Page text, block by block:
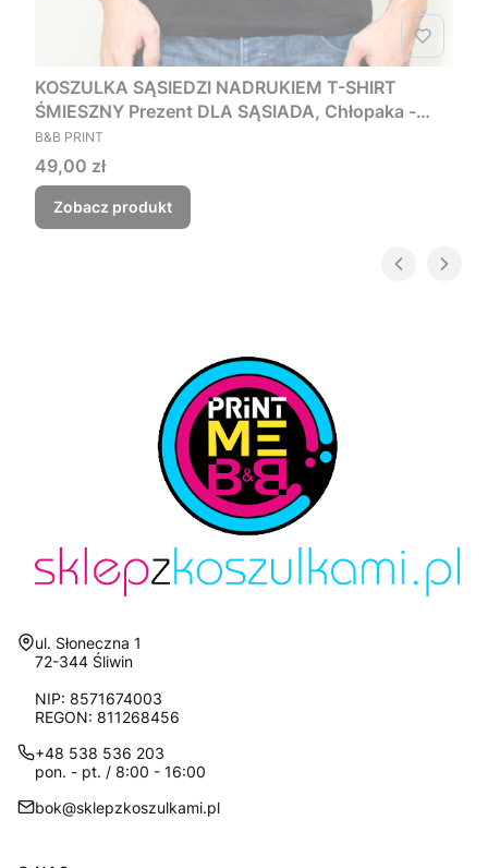
KOSZULKA SĄSIEDZI NADRUKIEM T-SHIRT
ŚMIESZNY Prezent DLA SĄSIADA, Chłopaka -
Czego myśmy nie zjebali
PRODUCENT
B&B PRINT
Cena
49,00 zł
Zobacz produkt
Adres:
ul. Słoneczna 1
72-344 Śliwin
NIP: 8571674003
REGON: 811268456
+48 538 536 203
pon. - pt. / 8:00 - 16:00
bok@sklepzkoszulkami.pl